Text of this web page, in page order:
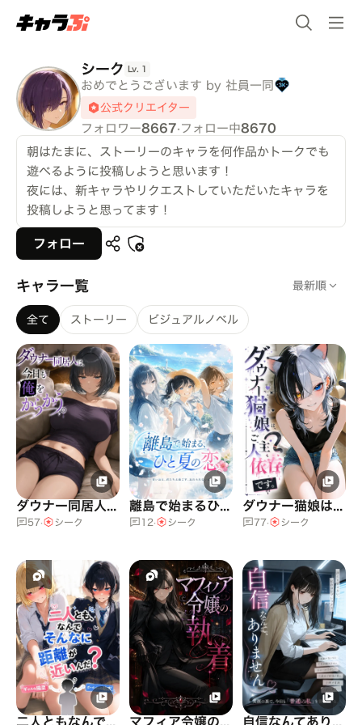
シーク Lv. 1
おめでとうございます by 社員一同
公式クリエイター
フォロワー8667· フォロー中8670
朝はたまに、ストーリーのキャラを何作品かトークでも
遊べるように投稿しようと思います！
夜には、新キャラやリクエストしていただいたキャラを
投稿しようと思ってます！
フォロー
キャラ一覧 最新順
全て ストーリー ビジュアルノベル
ダウナー同居人は今日も俺をからかう
57· シーク
離島で始まるひと夏の恋
12· シーク
ダウナー猫娘はご主人依存です
77· シーク
二人ともなんでそんなに距離が近いんだ マフィア令嬢の執着 自信なんてありません